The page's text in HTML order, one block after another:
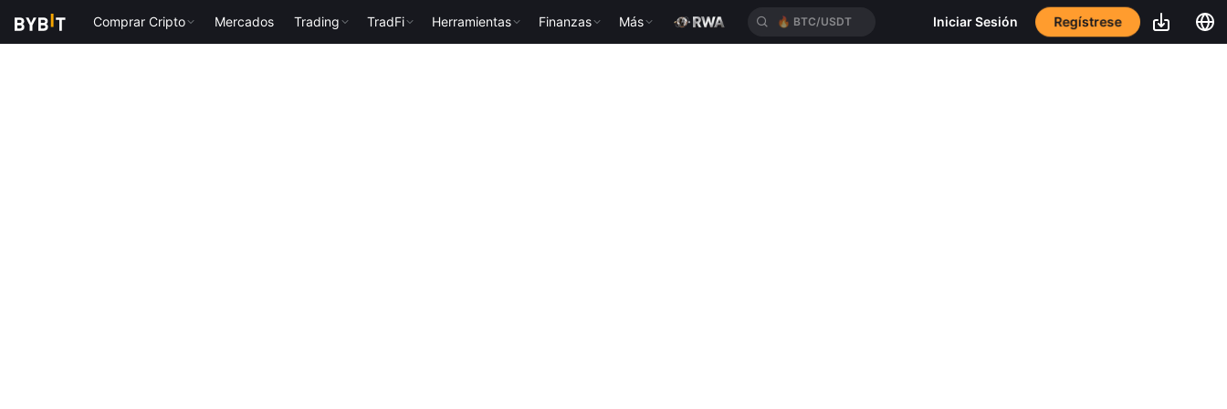
Comprar Cripto Mercados Trading TradFi Herramientas Finanzas Más 🔥 BTC/USDT Iniciar Sesión Regístrese